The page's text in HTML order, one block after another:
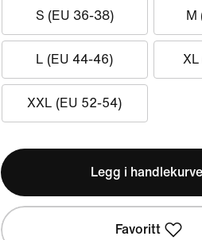
S (EU 36-38) M
L (EU 44-46)
XXL (EU 52-54)
Legg i
Favoritt